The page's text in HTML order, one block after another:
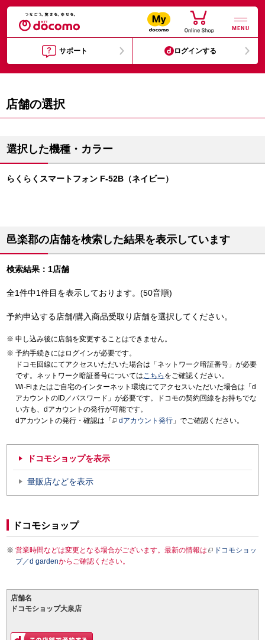
MENU
サポート ログインする
店舗の選択
選択した機種・カラー
らくらくスマートフォン F-52B（ネイビー）
邑楽郡の店舗を検索した結果を表示しています
検索結果：1店舗
全1件中1件目を表示しております。(50音順)
予約申込する店舗/購入商品受取り店舗を選択してください。
申し込み後に店舗を変更することはできません。
予約手続きにはログインが必要です。
ドコモ回線にてアクセスいただいた場合は「ネットワーク暗証番号」が必要
です。ネットワーク暗証番号についてはこちら をご確認ください。
Wi-Fiまたはご自宅のインターネット環境にてアクセスいただいた場合は「d
アカウントのID／パスワード」が必要です。ドコモの契約回線をお持ちでな
い方も、dアカウントの発行が可能です。
dアカウントの発行・確認は「
dアカウント発行 」でご確認ください。
ドコモショップを表示
量販店などを表示
ドコモショップ
営業時間などは変更となる場合がございます。最新の情報は
ドコモショッ
プ／d gardenからご確認ください。
店舗名
ドコモショップ大泉店